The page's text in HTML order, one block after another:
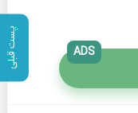
پست قبلی ADS